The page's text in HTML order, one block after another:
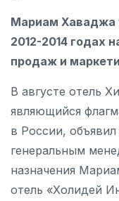
Мариам Хаваджа
2012-2014 годах
продаж и
В августе отель
являющийся
в России,
генеральным
назначения
отель «Холидей